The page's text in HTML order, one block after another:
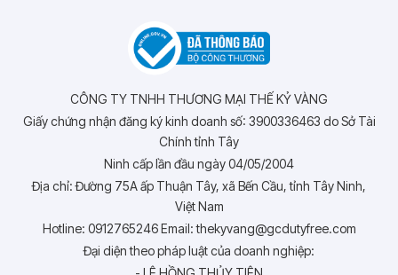
CÔNG TY TNHH THƯƠNG MẠI THẾ KỶ VÀNG
Giấy chứng nhận đăng ký kinh doanh số: 3900336463 do Sở Tài
Chính tỉnh Tây
Ninh cấp lần đầu ngày 04/05/2004
Địa chỉ: Đường 75A ấp Thuận Tây, xã Bến Cầu, tỉnh Tây Ninh,
Việt Nam
Hotline: 0912765246 Email: thekyvang@gcdutyfree.com
Đại diện theo pháp luật của doanh nghiệp: